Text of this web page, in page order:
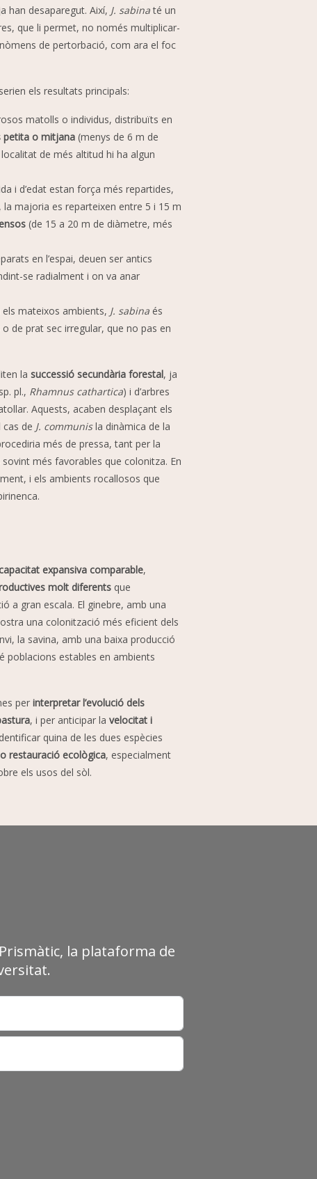
han desaparegut. Així, J. sabinaté un
que li permet, no només multiplicar-
de pertorbació, com ara el foc
els resultats principals:
matolls o individus, distribuïts en
petita o mitjana(menys de 6 m de
de més altitud hi ha algun
i d’edat estan força més repartides,
la majoria es reparteixen entre 5 i 15 m
(de 15 a 20 m de diàmetre, més
en l’espai, deuen ser antics
se radialment i on va anar
mateixos ambients, J. sabinaés
de prat sec irregular, que no pas en
la successió secundària forestal, ja
pl., Rhamnus cathartica) i d’arbres
Aquests, acaben desplaçant els
de J. communisla dinàmica de la
més de pressa, tant per la
més favorables que colonitza. En
i els ambients rocallosos que
expansiva comparable,
molt diferentsque
a gran escala. El ginebre, amb una
una colonització més eficient dels
la savina, amb una baixa producció
poblacions estables en ambients
per interpretar l’evolució dels
, i per anticipar la velocitat i
quina de les dues espècies
restauració ecològica, especialment
els usos del sòl.
la plataforma de